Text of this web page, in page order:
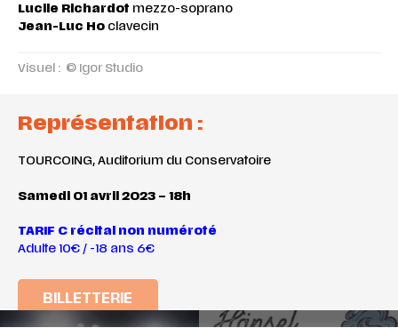
Lucile Richardot mezzo-soprano
Jean-Luc Ho clavecin
Visuel : © Igor Studio
Représentation :
TOURCOING, Auditorium du Conservatoire
Samedi 01 avril 2023 – 18h
TARIF C récital non numéroté
Adulte 10€ / -18 ans 6€
BILLETTERIE